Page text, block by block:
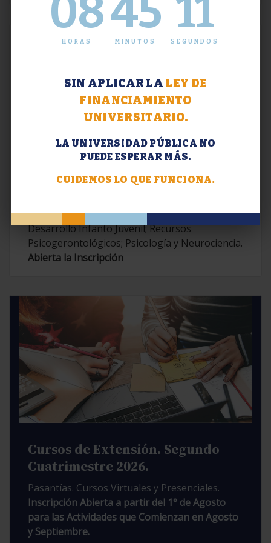
08
HORAS
45
MINUTOS
12
SEGUNDOS
SIN APLICAR LA LEY DE
FINANCIAMIENTO
UNIVERSITARIO.
LA UNIVERSIDAD PÚBLICA NO
PUEDE ESPERAR MÁS.
CUIDEMOS LO QUE FUNCIONA.
Extensión. Diplomaturas 2026.
Contemporáneas; Problemáticas en el
Desarrollo Infanto Juvenil; Recursos
Psicogerontológicos; Psicología y Neurociencia.
Abierta la Inscripción
Cursos de Extensión. Segundo
Cuatrimestre 2026.
Pasantías. Cursos Virtuales y Presenciales.
Inscripción Abierta a partir del 1° de Agosto
para las Actividades que Comienzan en Agosto
y Septiembre.